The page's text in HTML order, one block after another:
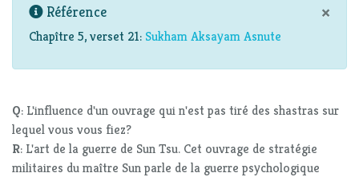
×
Référence
Chapître 5, verset 21: Sukham Aksayam Asnute
Q: L'influence d'un ouvrage qui n'est pas tiré des shastras sur
lequel vous vous fiez?
R: L'art de la guerre de Sun Tsu. Cet ouvrage de stratégie
militaires du maître Sun parle de la guerre psychologique